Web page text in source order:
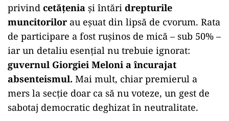
privind cetăţenia şi întări drepturile
muncitorilor au eşuat din lipsă de cvorum. Rata
de participare a fost ruşinos de mică – sub 50% –
iar un detaliu esenţial nu trebuie ignorat:
guvernul Giorgiei Meloni a încurajat
absenteismul. Mai mult, chiar premierul a
mers la secţie doar ca să nu voteze, un gest de
sabotaj democratic deghizat în neutralitate.